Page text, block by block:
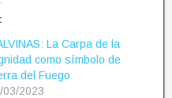
La Carpa de la
como símbolo de
del Fuego
03/2023